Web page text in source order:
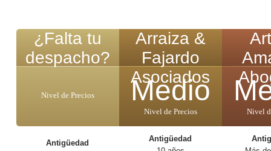
¿Falta tu
despacho?
Nivel de Precios
Antigüedad
Arraiza &
Fajardo
Asociados
Medio
Nivel de Precios
Antigüedad
Nivel